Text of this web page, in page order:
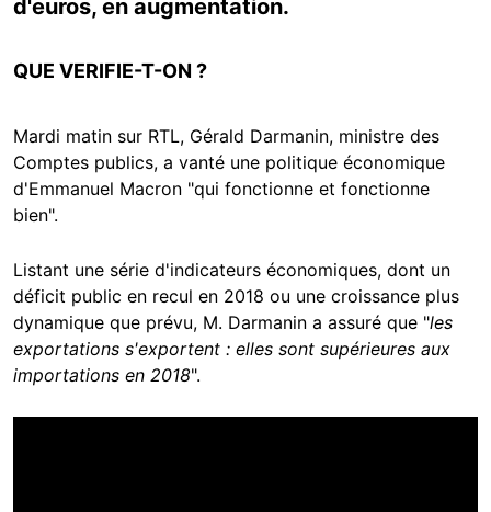
d'euros, en augmentation.
QUE VERIFIE-T-ON ?
Mardi matin sur RTL, Gérald Darmanin, ministre des
Comptes publics, a vanté une politique économique
d'Emmanuel Macron "qui fonctionne et fonctionne
bien".
Listant une série d'indicateurs économiques, dont un
déficit public en recul en 2018 ou une croissance plus
dynamique que prévu, M. Darmanin a assuré que "les
exportations s'exportent : elles sont supérieures aux
importations en 2018".